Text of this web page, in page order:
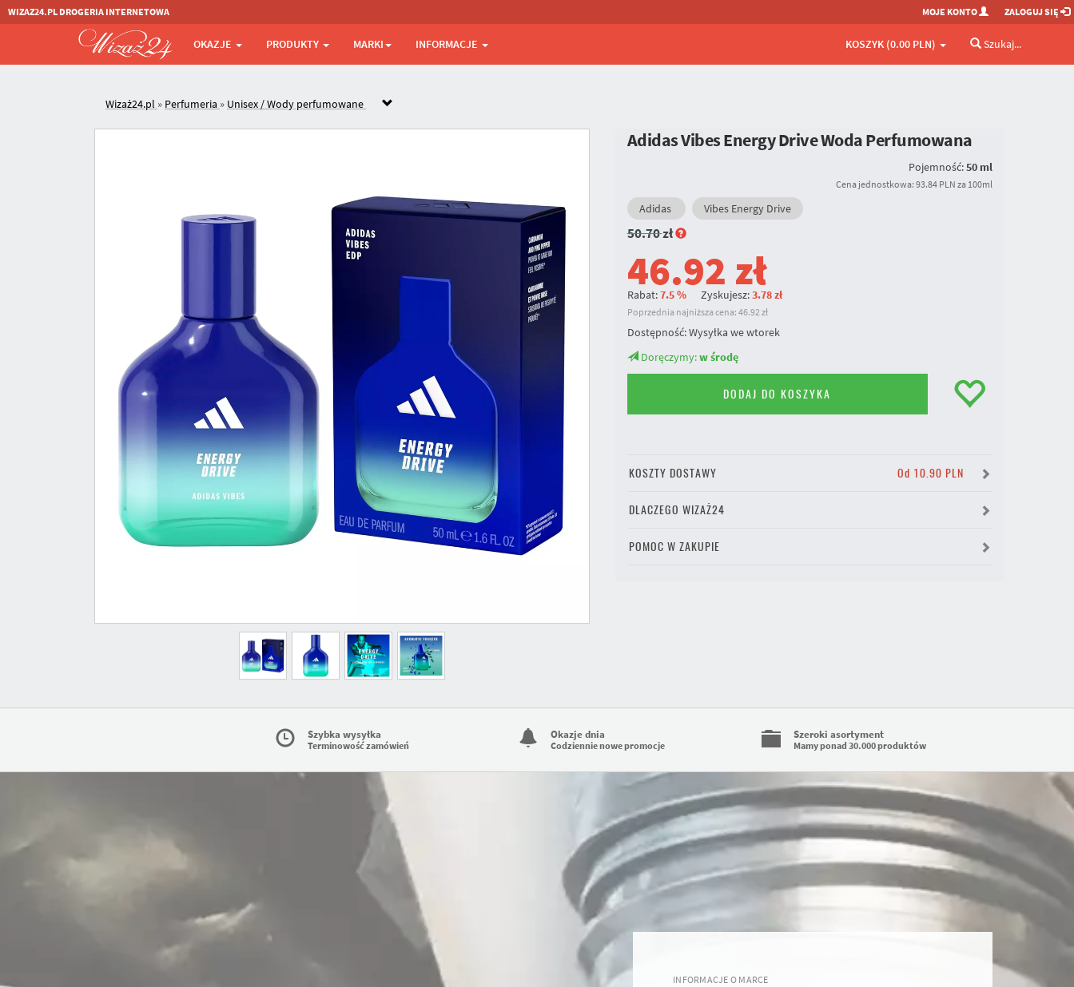
WIZAZ24.PL DROGERIA INTERNETOWA MOJE KONTO ZALOGUJ SIĘ
OKAZJE PRODUKTY MARKI INFORMACJE KOSZYK (0.00 PLN) Szukaj...
Wizaż24.pl » Perfumeria » Unisex / Wody perfumowane
Adidas Vibes Energy Drive Woda Perfumowana
Pojemność:50 ml
Cena jednostkowa: 93.84 PLN za 100ml
Adidas Vibes Energy Drive
50.70zł
46.92 zł
Rabat:7.5 % Zyskujesz:3.78 zł
Poprzednia najniższa cena: 46.92 zł
Dostępność:Wysyłka we wtorek
Doręczymy:w środę
DODAJ DO KOSZYKA
KOSZTY DOSTAWY Od 10.90 PLN
DLACZEGO WIZAŻ24
POMOC W ZAKUPIE
Szybka wysyłka
Terminowość zamówień
Okazje dnia
Codziennie nowe promocje
Szeroki asortyment
Mamy ponad 30.000 produktów
INFORMACJE O MARCE